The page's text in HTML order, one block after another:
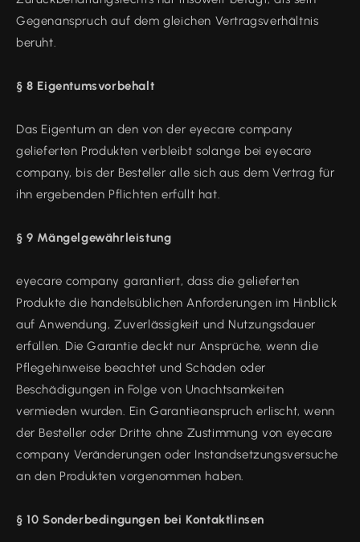
Gegenanspruch auf dem gleichen Vertragsverhältnis
beruht.
§ 8 Eigentumsvorbehalt
Das Eigentum an den von der eyecare company
gelieferten Produkten verbleibt solange bei eyecare
company, bis der Besteller alle sich aus dem Vertrag für
ihn ergebenden Pflichten erfüllt hat.
§ 9 Mängelgewährleistung
eyecare company garantiert, dass die gelieferten
Produkte die handelsüblichen Anforderungen im Hinblick
auf Anwendung, Zuverlässigkeit und Nutzungsdauer
erfüllen. Die Garantie deckt nur Ansprüche, wenn die
Pflegehinweise beachtet und Schäden oder
Beschädigungen in Folge von Unachtsamkeiten
vermieden wurden. Ein Garantieanspruch erlischt, wenn
der Besteller oder Dritte ohne Zustimmung von eyecare
company Veränderungen oder Instandsetzungsversuche
an den Produkten vorgenommen haben.
§ 10 Sonderbedingungen bei Kontaktlinsen